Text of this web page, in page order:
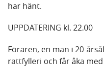
har hänt.
UPPDATERING kl. 22.00
Föraren, en man i 20-
rattfylleri och får åka